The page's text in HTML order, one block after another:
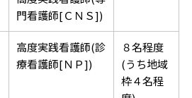
門看護師[ＣＮＳ])
高度実践看護師(診
療看護師[ＮＰ])
８名程度
(うち地域
枠４名程